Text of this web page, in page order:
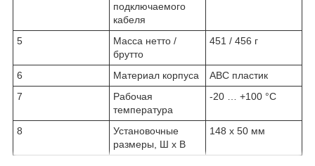
подключаемого
кабеля
5
Масса нетто /
брутто
451 / 456 г
6 Материал корпуса
АВС пластик
7
Рабочая
температура
-20 … +100 °C
8
Установочные
размеры, Ш х В
148 х 50 мм